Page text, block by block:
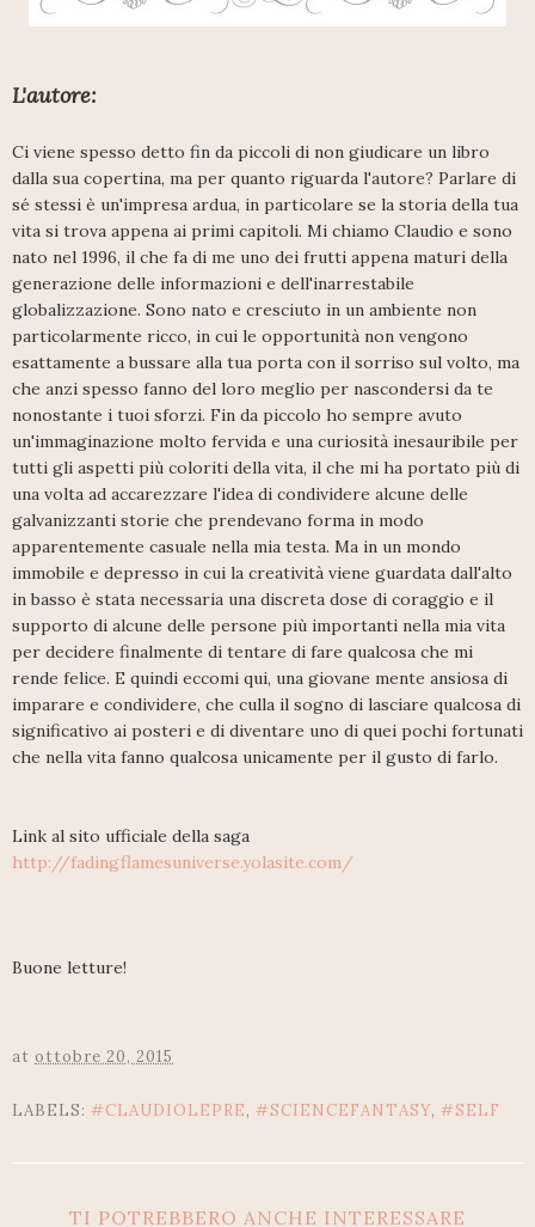
L'autore:
Ci viene spesso detto fin da piccoli di non giudicare un libro
dalla sua copertina, ma per quanto riguarda l'autore? Parlare di
sé stessi è un'impresa ardua, in particolare se la storia della tua
vita si trova appena ai primi capitoli. Mi chiamo Claudio e sono
nato nel 1996, il che fa di me uno dei frutti appena maturi della
generazione delle informazioni e dell'inarrestabile
globalizzazione. Sono nato e cresciuto in un ambiente non
particolarmente ricco, in cui le opportunità non vengono
esattamente a bussare alla tua porta con il sorriso sul volto, ma
che anzi spesso fanno del loro meglio per nascondersi da te
nonostante i tuoi sforzi. Fin da piccolo ho sempre avuto
un'immaginazione molto fervida e una curiosità inesauribile per
tutti gli aspetti più coloriti della vita, il che mi ha portato più di
una volta ad accarezzare l'idea di condividere alcune delle
galvanizzanti storie che prendevano forma in modo
apparentemente casuale nella mia testa. Ma in un mondo
immobile e depresso in cui la creatività viene guardata dall'alto
in basso è stata necessaria una discreta dose di coraggio e il
supporto di alcune delle persone più importanti nella mia vita
per decidere finalmente di tentare di fare qualcosa che mi
rende felice. E quindi eccomi qui, una giovane mente ansiosa di
imparare e condividere, che culla il sogno di lasciare qualcosa di
significativo ai posteri e di diventare uno di quei pochi fortunati
che nella vita fanno qualcosa unicamente per il gusto di farlo.
Link al sito ufficiale della saga
http://fadingflamesuniverse.yolasite.com/
Buone letture!
at ottobre 20, 2015
LABELS: #CLAUDIOLEPRE, #SCIENCEFANTASY, #SELF
TI POTREBBERO ANCHE INTERESSARE